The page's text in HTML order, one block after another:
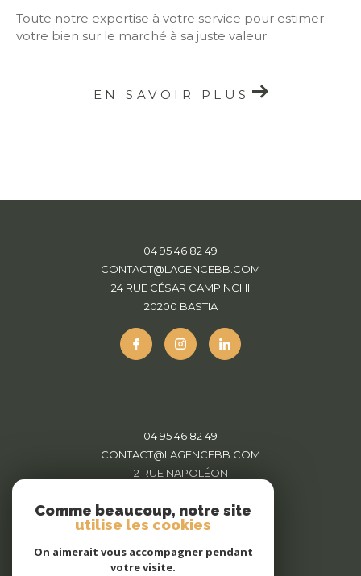
Toute notre expertise à votre service pour estimer
votre bien sur le marché à sa juste valeur
EN SAVOIR PLUS
04 95 46 82 49
CONTACT@LAGENCEBB.COM
24 RUE CÉSAR CAMPINCHI
20200
BASTIA
04 95 46 82 49
CONTACT@LAGENCEBB.COM
2 RUE NAPOLÉON
Comme beaucoup, notre site
utilise les cookies
On aimerait vous accompagner pendant
votre visite.